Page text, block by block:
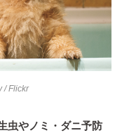
/ Flickr
虫やノミ・ダニ予防